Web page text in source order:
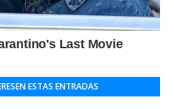
ESTAS ENTRADAS